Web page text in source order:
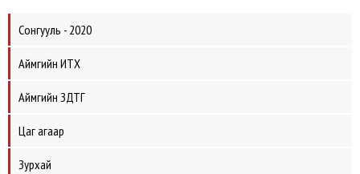
Сонгууль - 2020
Аймгийн ИТХ
Аймгийн ЗДТГ
Цаг агаар
Зурхай